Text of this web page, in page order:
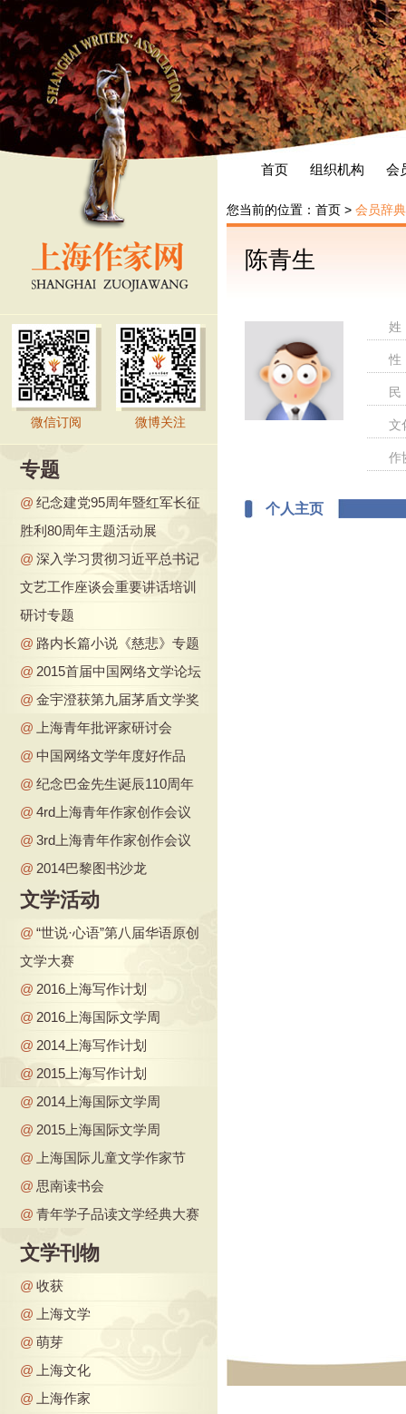
首页 组织机构 会
微信订阅 微博关注
专题
@ 纪念建党95周年暨红军长征
胜利80周年主题活动展
@ 深入学习贯彻习近平总书记
文艺工作座谈会重要讲话培训
研讨专题
@ 路内长篇小说《慈悲》专题
@ 2015首届中国网络文学论坛
@ 金宇澄获第九届茅盾文学奖
@
上海青年批评家研讨会
@ 中国网络文学年度好作品
@ 纪念巴金先生诞辰110周年
@ 4rd上海青年作家创作会议
@ 3rd上海青年作家创作会议
@ 2014巴黎图书沙龙
文学活动
@ “世说·心语”第八届华语原创
文学大赛
@ 2016上海写作计划
@ 2016上海国际文学周
@ 2014上海写作计划
@ 2015上海写作计划
@ 2014上海国际文学周
@ 2015上海国际文学周
@
上海国际儿童文学作家节
@ 思南读书会
@ 青年学子品读文学经典大赛
文学刊物
@ 收获
@
上海文学
@ 萌芽
@
上海文化
@
上海作家
您当前的位置： 首页 > 会员辞典
陈青生
文
作
个人主页